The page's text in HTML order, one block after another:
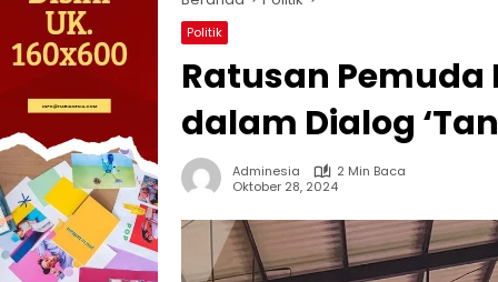
Politik
Ratusan Pemuda
dalam Dialog
Adminesia
2 Min Baca
Oktober 28, 2024